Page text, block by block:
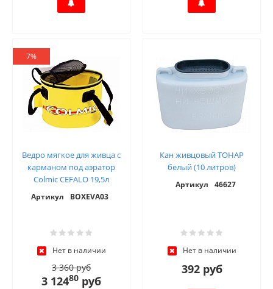
7%
Ведро мягкое для живца с
карманом под аэратор
Colmic CEFALO 19,5л
Артикул BOXEVA03
Нет в наличии
3 360 руб
3 12480 руб
Кан живцовый ТОНАР
белый (10 литров)
Артикул 46627
Нет в наличии
392 руб